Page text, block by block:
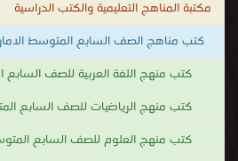
مكتبة المناهج التعليمية والكتب الدراسية
كتب مناهج الصف السابع المتوسط
كتب منهج اللغة العربية للصف السابع
كتب منهج الرياضيات للصف السابع
كتب منهج العلوم للصف السابع